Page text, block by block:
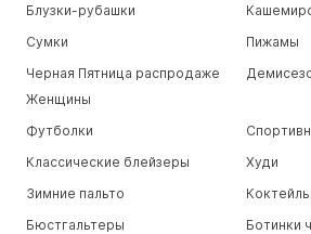
Блузки-рубашки
Сумки
Пижамы
Черная Пятница распродаже
Женщины
Футболки
Классические блейзеры
Худи
Зимние пальто
Бюстгальтеры
Ботинки